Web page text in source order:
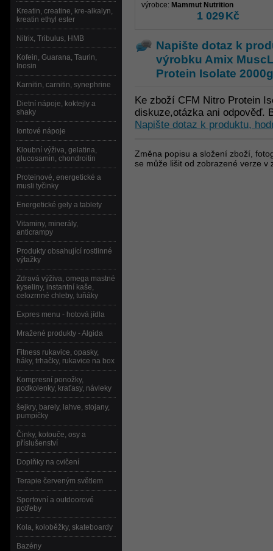
výrobce: Mammut Nutrition
1 029Kč
Napište dotaz k
výrobku Amix
Protein Isolate 2000g
Ke zboží CFM Nitro Protein
diskuze,otázka ani odpověď.
Napište dotaz k produktu,
Změna popisu a složení zboží,
se může lišit od zobrazené verze
Kreatin, creatine, kre-alkalyn,
kreatin ethyl ester
Nitrix, Tribulus, HMB
Kofein, Guarana, Taurin,
Inosin
Karnitin, carnitin, synephrine
Dietní nápoje, koktejly a
shaky
Iontové nápoje
Kloubní výživa, gelatina,
glucosamin, chondroitin
Proteinové, energetické a
musli tyčinky
Energetické gely a tablety
Vitaminy, minerály,
anticrampy
Produkty obsahující rostlinné
výtažky
Zdravá výživa, omega mastné
kyseliny, instantní kaše,
celozrnné chleby, tuňáky
Expres menu - hotová jídla
Mražené produkty - Algida
Fitness rukavice, opasky,
háky, trhačky, rukavice na box
Kompresní ponožky,
podkolenky, kraťasy, návleky
šejkry, barely, lahve, stojany,
pumpičky
Činky, kotouče, osy a
příslušenství
Doplňky na cvičení
Terapie červeným světlem
Sportovní a outdoorové
potřeby
Kola, koloběžky, skateboardy
Bazény